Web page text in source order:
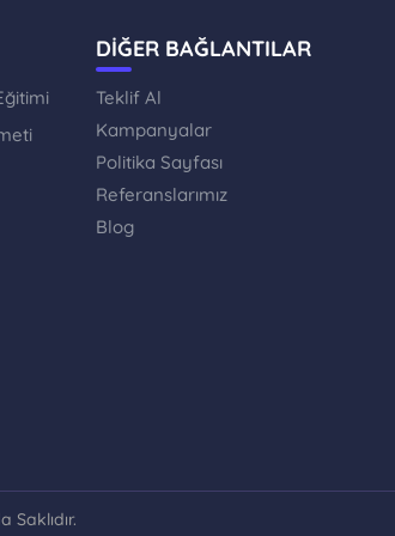
DİĞER BAĞLANTILAR
Teklif Al
Kampanyalar
Politika Sayfası
Referanslarımız
Blog
Saklıdır.